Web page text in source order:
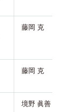
藤岡 克
藤岡 克
境野 眞善